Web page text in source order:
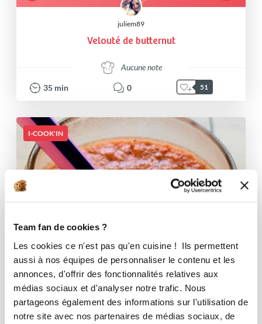
Team fan de cookies ?
Les cookies ce n'est pas qu'en cuisine ! Ils permettent
aussi à nos équipes de personnaliser le contenu et les
annonces, d'offrir des fonctionnalités relatives aux
médias sociaux et d'analyser notre trafic. Nous
partageons également des informations sur l'utilisation de
notre site avec nos partenaires de médias sociaux, de
juliem89
Velouté de butternut
Aucune note
35 min 0 51
I-COOK'IN